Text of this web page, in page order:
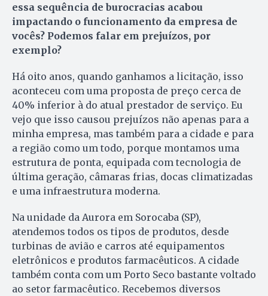
essa sequência de burocracias acabou
impactando o funcionamento da empresa de
vocês? Podemos falar em prejuízos, por
exemplo?
Há oito anos, quando ganhamos a licitação, isso
aconteceu com uma proposta de preço cerca de
40% inferior à do atual prestador de serviço. Eu
vejo que isso causou prejuízos não apenas para a
minha empresa, mas também para a cidade e para
a região como um todo, porque montamos uma
estrutura de ponta, equipada com tecnologia de
última geração, câmaras frias, docas climatizadas
e uma infraestrutura moderna.
Na unidade da Aurora em Sorocaba (SP),
atendemos todos os tipos de produtos, desde
turbinas de avião e carros até equipamentos
eletrônicos e produtos farmacêuticos. A cidade
também conta com um Porto Seco bastante voltado
ao setor farmacêutico. Recebemos diversos